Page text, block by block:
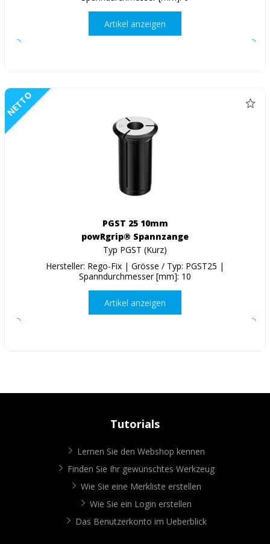
Artikel anzeigen
NETTO
PGST 25 10mm
powRgrip® Spannzange
Typ PGST (Kurz)
Hersteller: Rego-Fix | Grösse / Typ: PGST25 |
Spanndurchmesser [mm]: 10
Artikel anzeigen
Tutorials
Lernen Sie den Webshop kennen
Finden Sie Ihr gewünschtes Werkzeug
Wie Sie eine Merkliste erstellen
Wie Sie ein Login erstellen
Das Benutzerkonto im Ueberblick